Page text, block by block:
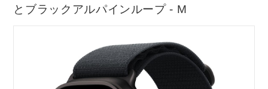
とブラックアルパインループ - M